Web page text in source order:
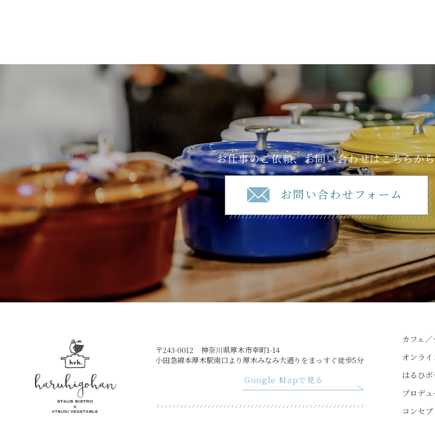
お仕事のご依頼、お問い合わせはこちらか
お問い合わせフォーム
〒243-0012 神奈川県厚木市幸町1-14
小田急線本厚木駅南口より厚木みなみ大通りをまっすぐ徒歩5分
Google Mapで見る
カフェ
オンラ
はるひ
プロデ
コンセ